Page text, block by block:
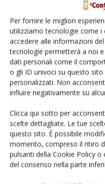
Per fornire le migliori
utilizziamo tecnologie come
accedere alle informazioni
tecnologie permetterà a noi
dati personali come il
o gli ID univoci su questo
personalizzati. Non
influire negativamente su
Clicca qui sotto per
scelte dettagliate. Le tue
questo sito. È possibile
momento, compreso il ritiro
pulsanti della Cookie Policy
del consenso nella parte
Più forti della Xylella
DiOttavio Repetti 1 Ottobre 2019